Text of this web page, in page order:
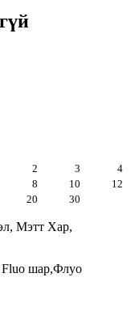
2 3
4
8 10
12
20 30
Мэтт Хар,
Fluo шар,Флуо